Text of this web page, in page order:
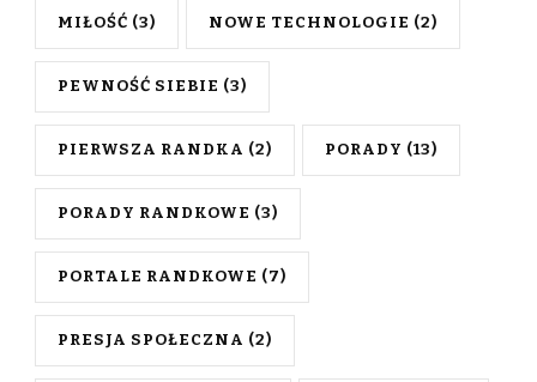
MIŁOŚĆ (3) NOWE TECHNOLOGIE (2)
PEWNOŚĆ SIEBIE (3)
PIERWSZA RANDKA (2) PORADY (13)
PORADY RANDKOWE (3)
PORTALE RANDKOWE (7)
PRESJA SPOŁECZNA (2)